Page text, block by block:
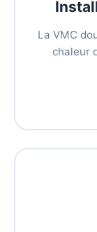
La VMC
chaleur